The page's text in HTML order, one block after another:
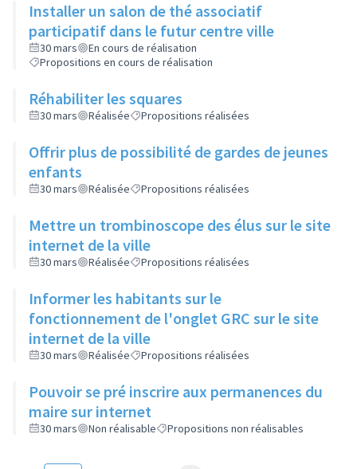
Installer un salon de thé associatif
participatif dans le futur centre ville
30 mars
En cours de réalisation
Propositions en cours de réalisation
Réhabiliter les squares
30 mars Réalisée Propositions réalisées
Offrir plus de possibilité de gardes de jeunes
enfants
30 mars Réalisée Propositions réalisées
Mettre un trombinoscope des élus sur le site
internet de la ville
30 mars Réalisée Propositions réalisées
Informer les habitants sur le
fonctionnement de l'onglet GRC sur le site
internet de la ville
30 mars Réalisée Propositions réalisées
Pouvoir se pré inscrire aux permanences du
maire sur internet
30 mars Non réalisable Propositions non réalisables